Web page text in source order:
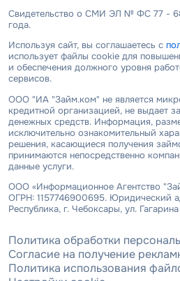
Свидетельство о СМИ ЭЛ № ФС 77 -
года.
Используя сайт, вы соглашаетесь с
использует файлы cookie для
и обеспечения должного уровня
сервисов.
ООО "ИА "Займ.ком" не является
кредитной организацией, не выдает
денежных средств. Информация,
исключительно ознакомительный
решения, касающиеся получения
принимаются непосредственно
данные услуги.
ООО «Информационное Агентство
ОГРН: 1157746900695. Юридический
Республика, г. Чебоксары, ул.
Политика обработки
Согласие на получение
Политика использования